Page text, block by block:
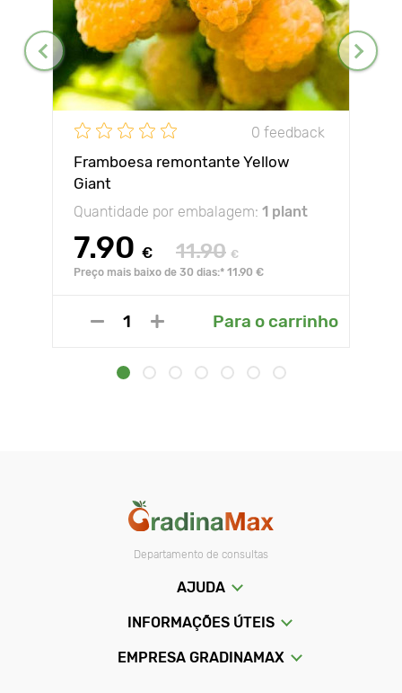
0 feedback
Framboesa remontante Yellow
Giant
Quantidade por embalagem: 1 plant
7.90 € 11.90 €
Preço mais baixo de 30 dias:* 11.90 €
Para o carrinho
Departamento de consultas
AJUDA
INFORMAÇÕES ÚTEIS
EMPRESA GRADINAMAX